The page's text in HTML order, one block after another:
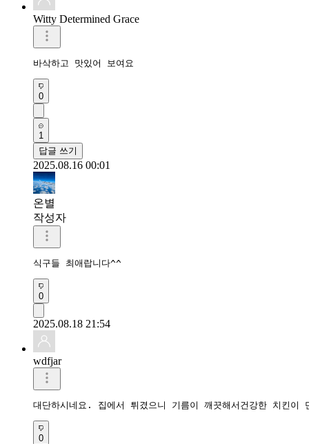
Witty Determined Grace
0
1
답글 쓰기
2025.08.16 00:01
온별
작성자
식구들 최애랍니다^^
0
2025.08.18 21:54
wdfjar
대단하시네요. 집에서 튀겼으니 기름이 깨끗해서건강한 치킨이
0